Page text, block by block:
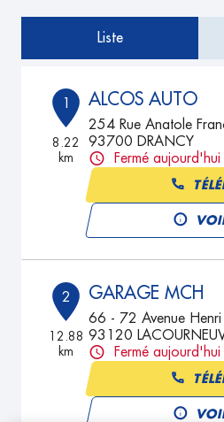
Liste
1
8.22
km
ALCOS AUTO
254 Rue Anatole
93700 DRANCY
Fermé aujourd'hui
2
12.88
km
GARAGE MCH
66 - 72 Avenue Henri
93120
Fermé aujourd'hui